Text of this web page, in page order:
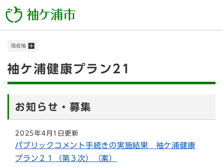
ー
メニューを飛ばして本文へ
現在地
本
​袖ケ浦健康プラン21
お知らせ・募集
2025年4月1日更新
パブリックコメント手続きの実施結果 袖ケ浦健康
プラン２１（第３次）（案）